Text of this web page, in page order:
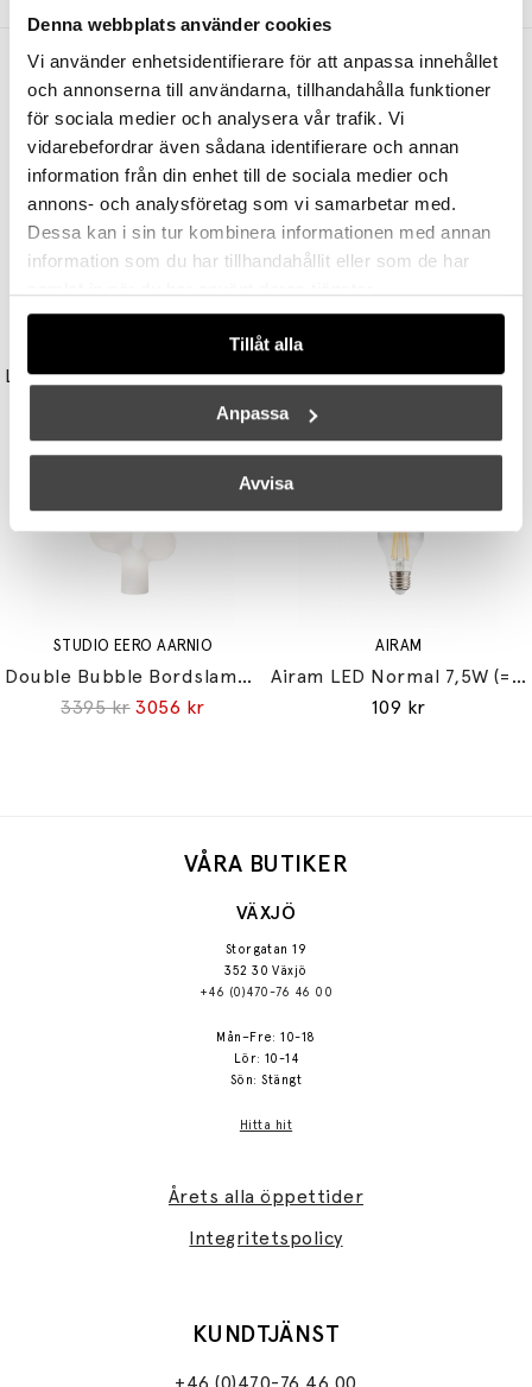
Denna webbplats använder cookies
Vi använder enhetsidentifierare för att anpassa innehållet
och annonserna till användarna, tillhandahålla funktioner
för sociala medier och analysera vår trafik. Vi
vidarebefordrar även sådana identifierare och annan
information från din enhet till de sociala medier och
annons- och analysföretag som vi samarbetar med.
Dessa kan i sin tur kombinera informationen med annan
information som du har tillhandahållit eller som de har
Tillåt alla
Anpassa
Avvisa
Andra köpte även
Light Engine LED Bulb 3,6W (=33W) 2700K G9 Lightly Frosted
Reflektor MR11 28W (=35W) GU10
STUDIO EERO AARNIO
Double Bubble Bordslampa Small
3395 kr 3056 kr
AIRAM
Airam LED Normal 7,5W (=60W) E27
109 kr
VÅRA BUTIKER
VÄXJÖ
Storgatan 19
352 30 Växjö
+46 (0)470-76 46 00
Mån–Fre: 10-18
Lör: 10-14
Sön: Stängt
Hitta hit
Årets alla öppettider
Integritetspolicy
KUNDTJÄNST